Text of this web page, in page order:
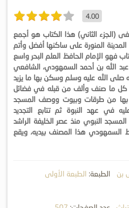
4.00
(الجزء الثاني) هذا الكتاب هو أجمع
المنورة على ساكنها أفضل وأتم
فهو الإمام الحافظ العلم البحر واسع
عبد الله بن أحمد السمهودي، الشافعي
صلى الله عليه وسلم وسكن بها ما يزيد
كل ما صنف وألف من قبله في فضائل
بها من طرقات وبيوت ووصف المسجد
في عهد النبوة ثم تتابع التجديد
النبوي منذ عصر الخليفة الراشد
هذا المصنف بيديه، ويقع
بن
الطبعة: الطبعة الأولى